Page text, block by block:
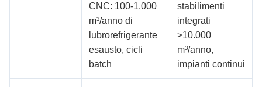
CNC: 100-1.000
m³/anno di
lubrorefrigerante
esausto, cicli
batch
stabilimenti
integrati
>10.000
m³/anno,
impianti continui